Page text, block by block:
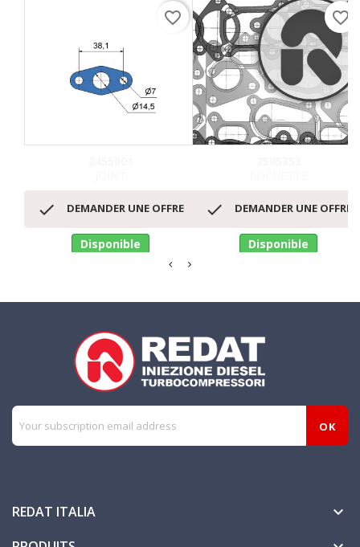
 DEMANDER UNE OFFRE
Disponible
favorite_border
 DEMANDER UNE OFFRE
Disponible
favorite_border
REDAT ITALIA 